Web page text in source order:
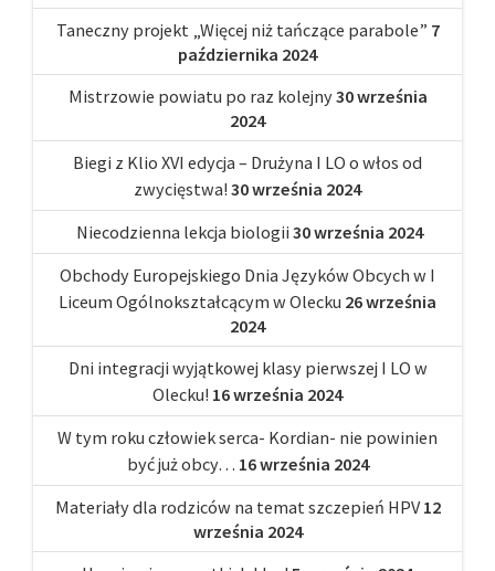
Taneczny projekt „Więcej niż tańczące parabole” 7
października 2024
Mistrzowie powiatu po raz kolejny30 września
2024
Biegi z Klio XVI edycja – Drużyna I LO o włos od
zwycięstwa! 30 września 2024
Niecodzienna lekcja biologii 30 września 2024
Obchody Europejskiego Dnia Języków Obcych w I
Liceum Ogólnokształcącym w Olecku 26 września
2024
Dni integracji wyjątkowej klasy pierwszej I LO w
Olecku! 16 września 2024
W tym roku człowiek serca- Kordian- nie powinien
być już obcy… 16 września 2024
Materiały dla rodziców na temat szczepień HPV 12
września 2024